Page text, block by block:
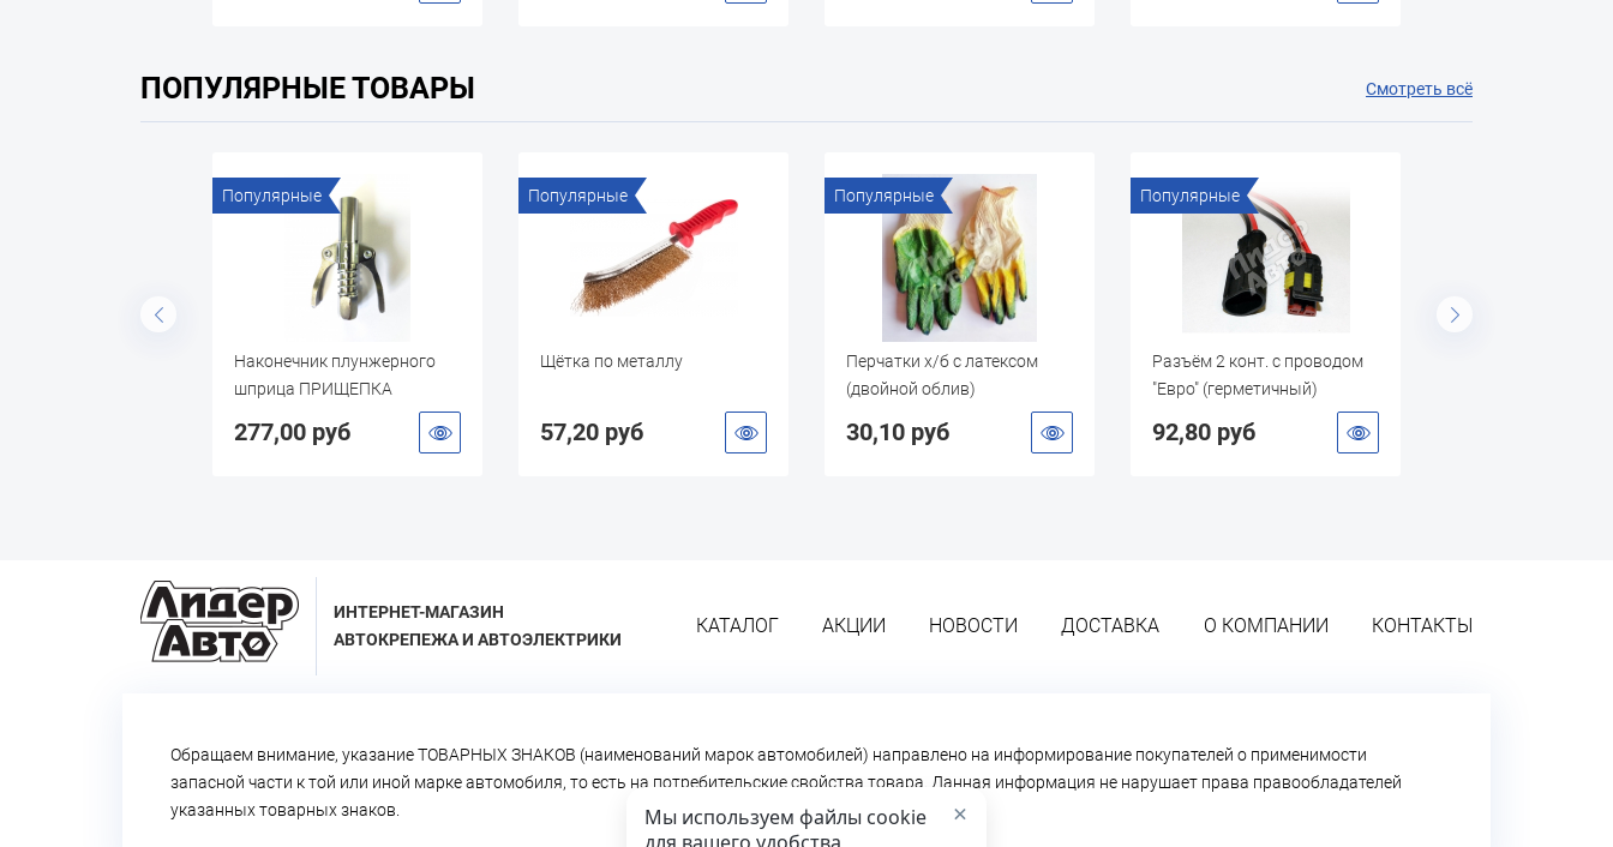
ПОПУЛЯРНЫЕ ТОВАРЫ Смотреть всё
Популярные
Наконечник плунжерного
шприца ПРИЩЕПКА
277,00 руб
Популярные
Щётка по металлу
57,20 руб
Популярные
Перчатки х/б с латексом
(двойной облив)
30,10 руб
Популярные
Разъём 2 конт. с проводом
"Евро" (герметичный)
92,80 руб
ИНТЕРНЕТ-МАГАЗИН
АВТОКРЕПЕЖА И АВТОЭЛЕКТРИКИ
КАТАЛОГ АКЦИИ НОВОСТИ ДОСТАВКА О КОМПАНИИ КОНТАКТЫ
Обращаем внимание, указание ТОВАРНЫХ ЗНАКОВ (наименований марок автомобилей) направлено на информирование покупателей о применимости
запасной части к той или иной марке автомобиля, то есть на потребительские свойства товара. Данная информация не нарушает права правообладателей
указанных товарных знаков.
Мы используем файлы cookie
×